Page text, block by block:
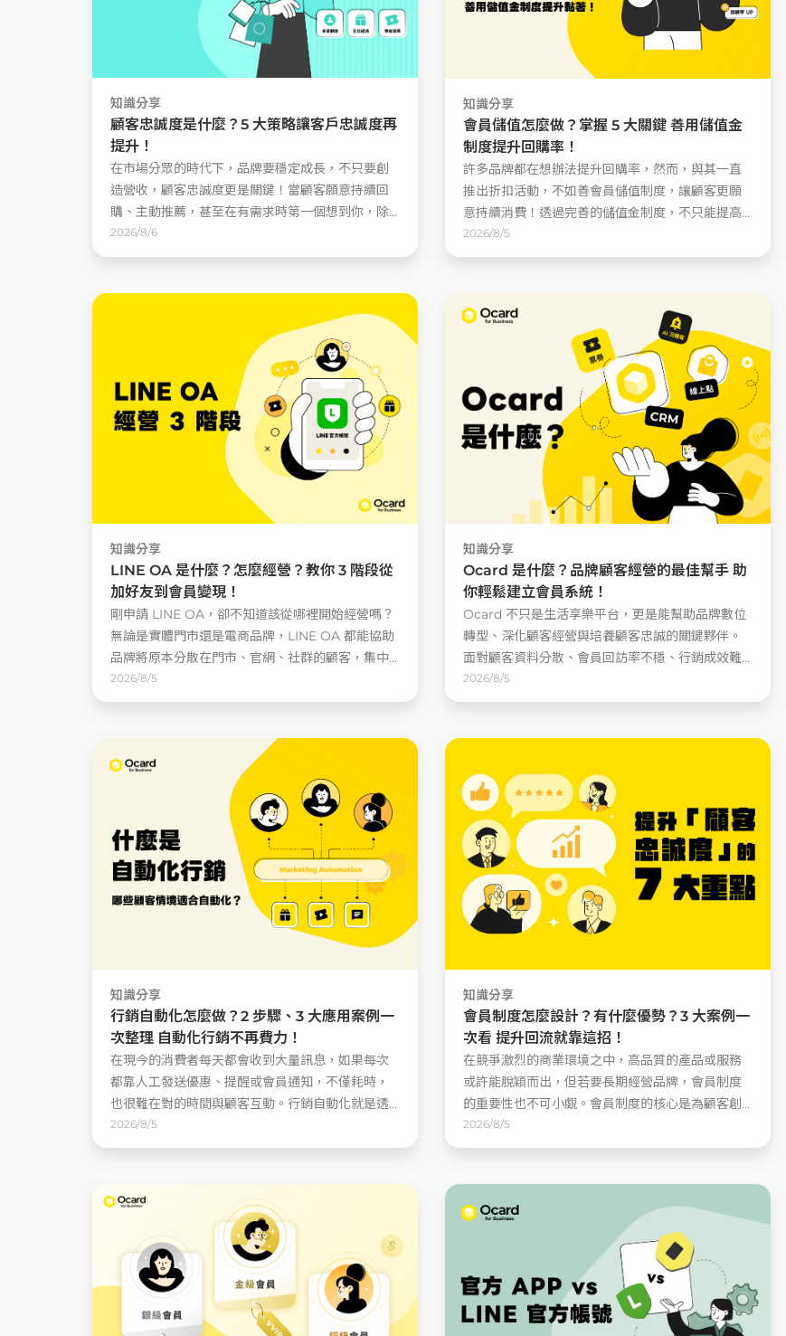
知識分享
顧客忠誠度是什麼？5 大策略讓客戶忠誠度再
提升！
在市場分眾的時代下，品牌要穩定成長，不只要創
造營收，顧客忠誠度更是關鍵！當顧客願意持續回
購、主動推薦，甚至在有需求時第一個想到你，除
了能讓獲客成本降低 ......
2026/8/6
知識分享
會員儲值怎麼做？掌握 5 大關鍵 善用儲值金
制度提升回購率！
許多品牌都在想辦法提升回購率，然而，與其一直
推出折扣活動，不如善會員儲值制度，讓顧客更願
意持續消費！透過完善的儲值金制度，不只能提高
顧客一次消費金額，還能搭配回饋機制，增加回店
頻率與品牌黏著度 ......
2026/8/5
知識分享
LINE OA 是什麼？怎麼經營？教你 3 階段從
加好友到會員變現！
剛申請 LINE OA，卻不知道該從哪裡開始經營嗎？
無論是實體門市還是電商品牌，LINE OA 都能協助
品牌將原本分散在門市、官網、社群的顧客，集中
導入官方帳號這個專屬流量池，進一步透過分眾標
籤、訊息推播與互動溝通，提升會員互動與回購機
2026/8/5
知識分享
Ocard 是什麼？品牌顧客經營的最佳幫手 助
你輕鬆建立會員系統！
Ocard 不只是生活享樂平台，更是能幫助品牌數位
轉型、深化顧客經營與培養顧客忠誠的關鍵夥伴。
面對顧客資料分散、會員回訪率不穩、行銷成效難
追蹤等挑戰，Ocard 以 CRM 會員系統為核心 ......
2026/8/5
知識分享
行銷自動化怎麼做？2 步驟、3 大應用案例一
次整理 自動化行銷不再費力！
在現今的消費者每天都會收到大量訊息，如果每次
都靠人工發送優惠、提醒或會員通知，不僅耗時，
也很難在對的時間與顧客互動。行銷自動化就是透
過 CRM 蒐集顧客資料，依照會員行為、消費紀錄
或時間條件，自動推送最適合的內容，幫助品牌提
2026/8/5
知識分享
會員制度怎麼設計？有什麼優勢？3 大案例一
次看 提升回流就靠這招！
在競爭激烈的商業環境之中，高品質的產品或服務
或許能脫穎而出，但若要長期經營品牌，會員制度
的重要性也不可小覷。會員制度的核心是為顧客創
造價值，提供專屬的福利以建立會員忠誠度，讓顧
客持續回流。那麼，品會員制度有哪些好處？......
2026/8/5